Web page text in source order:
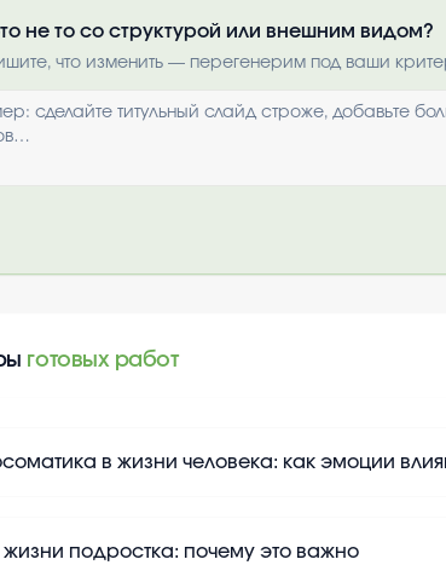
Полную презентацию можно получить по
почте после оплаты
Выбрать опции
не то со структурой или внешним видом?
что изменить — перегенерим под ваши
готовых работ
в жизни человека: как эмоции
подростка: почему это важно